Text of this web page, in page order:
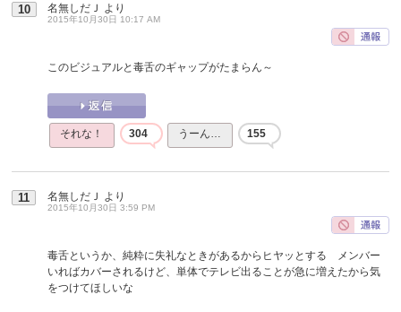
10 名無しだＪ より
2015年10月30日 10:17 AM
このビジュアルと毒舌のギャップがたまらん～
それな！ 304 うーん… 155
11 名無しだＪ より
2015年10月30日 3:59 PM
毒舌というか、純粋に失礼なときがあるからヒヤッとする メンバー
いればカバーされるけど、単体でテレビ出ることが急に増えたから気
をつけてほしいな